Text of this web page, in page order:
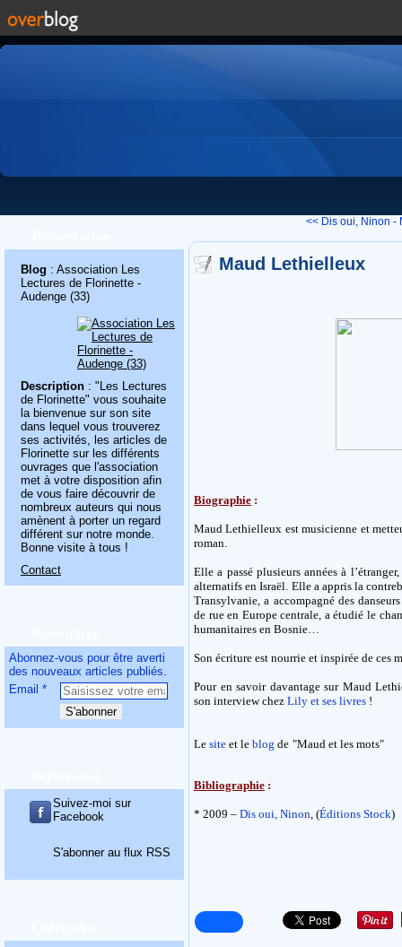
Blog : Association Les
Lectures de Florinette -
Audenge (33)
Description : "Les Lectures
de Florinette" vous souhaite
la bienvenue sur son site
dans lequel vous trouverez
ses activités, les articles de
Florinette sur les différents
ouvrages que l'association
met à votre disposition afin
de vous faire découvrir de
nombreux auteurs qui nous
amènent à porter un regard
différent sur notre monde.
Bonne visite à tous !
Contact
Abonnez-vous pour être averti
des nouveaux articles publiés.
Email
Suivez-moi sur
Facebook
S'abonner au flux RSS
<< Dis oui, Ninon -
Maud Lethielleux
Biographie :
Maud Lethielleux est musicienne et
roman.
Elle a passé plusieurs années à
alternatifs en Israël. Elle a appris la
Transylvanie, a accompagné des
de rue en Europe centrale, a étudié le
humanitaires en Bosnie…
Son écriture est nourrie et inspirée de ces
Pour en savoir davantage sur Maud
son interview chez Lily et ses livres !
Le site et le blog de "Maud et les mots"
Bibliographie :
* 2009 – Dis oui, Ninon, (Éditions Stock)